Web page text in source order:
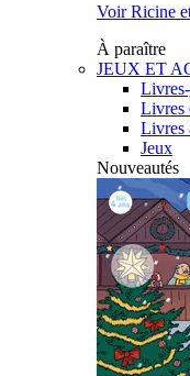
Voir Ricine
À paraître
JEUX ET
Livres
Livres
Jeux
Nouveautés